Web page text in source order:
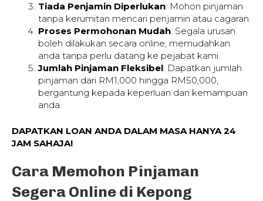
Tiada Penjamin Diperlukan: Mohon pinjaman
tanpa kerumitan mencari penjamin atau cagaran.
Proses Permohonan Mudah: Segala urusan
boleh dilakukan secara online, memudahkan
anda tanpa perlu datang ke pejabat kami.
Jumlah Pinjaman Fleksibel: Dapatkan jumlah
pinjaman dari RM1,000 hingga RM50,000,
bergantung kepada keperluan dan kemampuan
anda.
DAPATKAN LOAN ANDA DALAM MASA HANYA 24
JAM SAHAJA!
Cara Memohon Pinjaman
Segera Online di Kepong